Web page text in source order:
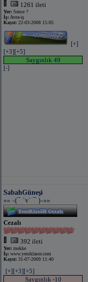
1261 ileti
Yer: Sence ?
İş: Avea-iş
Kayıt: 22-03-2008 15:05
[+]
[+3][+5]
Saygınlık 49
[-]
SabahGüneşi
»» -(¯ `v´ ¯ )-»»
Cezalı
392 ileti
Yer: mekke
İş: www.yeniklasor.com
Kayıt: 31-07-2009 11:40
[+][+3][+5]
Saygınlık -10